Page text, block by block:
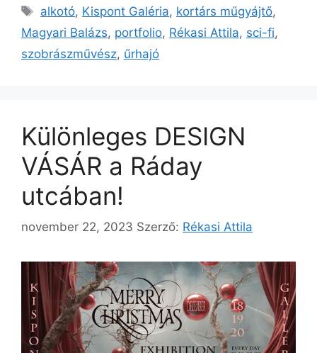
Címkék
alkotó, Kispont Galéria, kortárs műgyájtő,
Magyari Balázs, portfolio, Rékasi Attila, sci-fi,
szobrászművész, űrhajó
Különleges DESIGN
VÁSÁR a Ráday
utcában!
november 22, 2023 Szerző: Rékasi Attila